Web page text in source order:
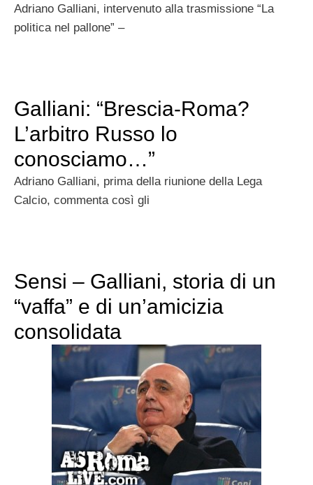
Adriano Galliani, intervenuto alla trasmissione “La
politica nel pallone” –
Galliani: “Brescia-Roma?
L’arbitro Russo lo
conosciamo…”
Adriano Galliani, prima della riunione della Lega
Calcio, commenta così gli
Sensi – Galliani, storia di un
“vaffa” e di un’amicizia
consolidata